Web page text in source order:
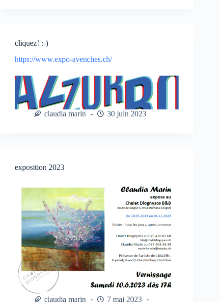
cliquez! :-)
https://www.expo-avenches.ch/
claudia marin 30 juin 2023
exposition 2023
claudia marin 7 mai 2023